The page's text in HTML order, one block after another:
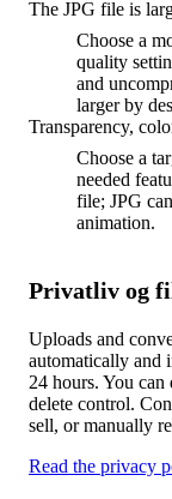
The JPG file is
Choose a
quality
and
larger by
Transparency,
Choose a
needed
file; JPG
animation.
Privatliv og
Uploads and
automatically and
24 hours. You
delete control.
sell, or manually
Read the privacy